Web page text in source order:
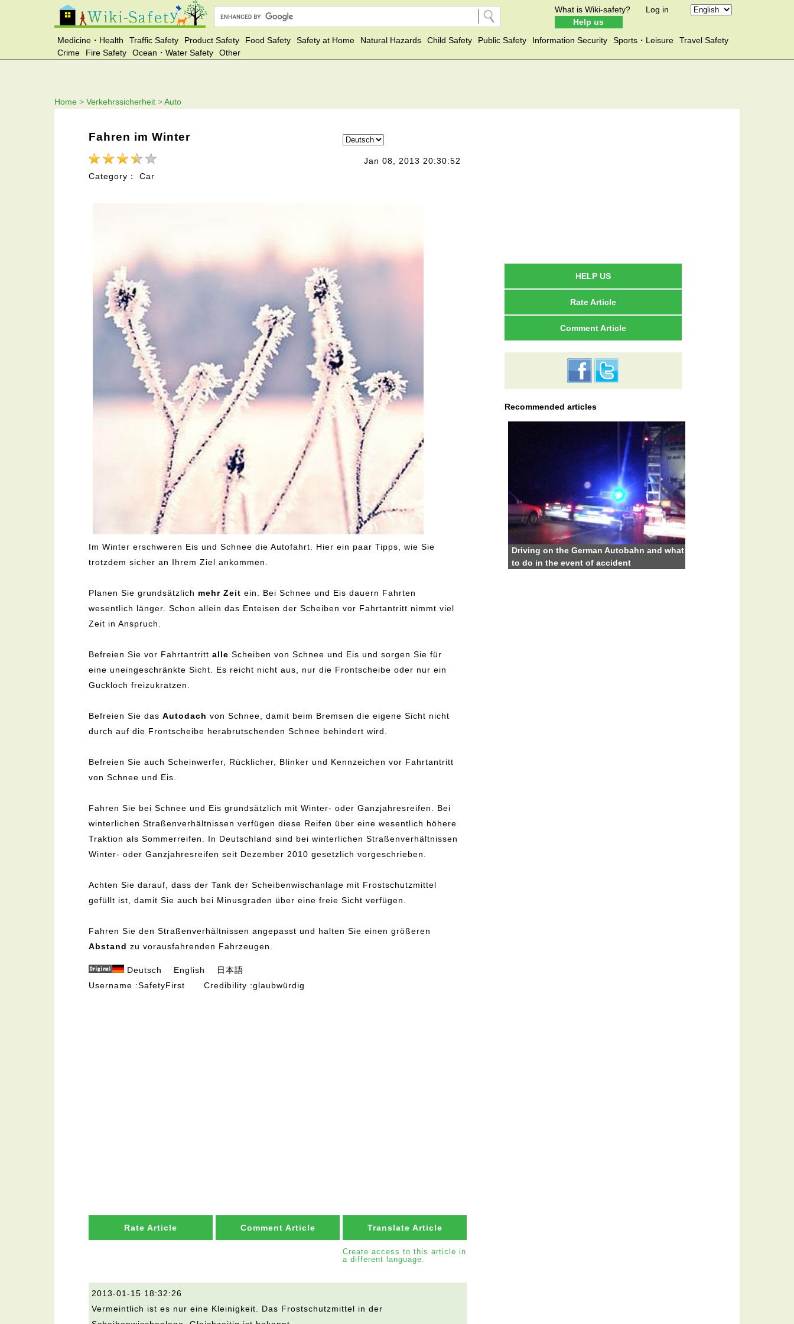
What is Wiki-safety?
Help us
Log in
Medicine・Health Traffic Safety Product Safety Food Safety Safety at Home Natural Hazards Child Safety Public Safety Information Security Sports・Leisure
Travel Safety
Crime
Fire Safety Ocean・Water Safety Other
Home > Verkehrssicherheit >Auto
Fahren im Winter
Jan 08, 2013 20:30:52
Category： Car
Im Winter erschweren Eis und Schnee die Autofahrt. Hier ein paar Tipps, wie Sie
trotzdem sicher an Ihrem Ziel ankommen.
Planen Sie grundsätzlich mehr Zeit ein. Bei Schnee und Eis dauern Fahrten
wesentlich länger. Schon allein das Enteisen der Scheiben vor Fahrtantritt nimmt viel
Zeit in Anspruch.
Befreien Sie vor Fahrtantritt alle Scheiben von Schnee und Eis und sorgen Sie für
eine uneingeschränkte Sicht. Es reicht nicht aus, nur die Frontscheibe oder nur ein
Guckloch freizukratzen.
Befreien Sie das Autodach von Schnee, damit beim Bremsen die eigene Sicht nicht
durch auf die Frontscheibe herabrutschenden Schnee behindert wird.
Befreien Sie auch Scheinwerfer, Rücklicher, Blinker und Kennzeichen vor Fahrtantritt
von Schnee und Eis.
Fahren Sie bei Schnee und Eis grundsätzlich mit Winter- oder Ganzjahresreifen. Bei
winterlichen Straßenverhältnissen verfügen diese Reifen über eine wesentlich höhere
Traktion als Sommerreifen. In Deutschland sind bei winterlichen Straßenverhältnissen
Winter- oder Ganzjahresreifen seit Dezember 2010 gesetzlich vorgeschrieben.
Achten Sie darauf, dass der Tank der Scheibenwischanlage mit Frostschutzmittel
gefüllt ist, damit Sie auch bei Minusgraden über eine freie Sicht verfügen.
Fahren Sie den Straßenverhältnissen angepasst und halten Sie einen größeren
Abstand zu vorausfahrenden Fahrzeugen.
Deutsch English
日本語
Username
SafetyFirst Credibility glaubwürdig
Rate Article Comment Article Translate Article
Create access to this article in
a different language.
2013-01-15 18:32:26
Vermeintlich ist es nur eine Kleinigkeit. Das Frostschutzmittel in der
HELP US
Rate Article
Comment Article
Recommended articles
Driving on the German Autobahn and what
to do in the event of accident